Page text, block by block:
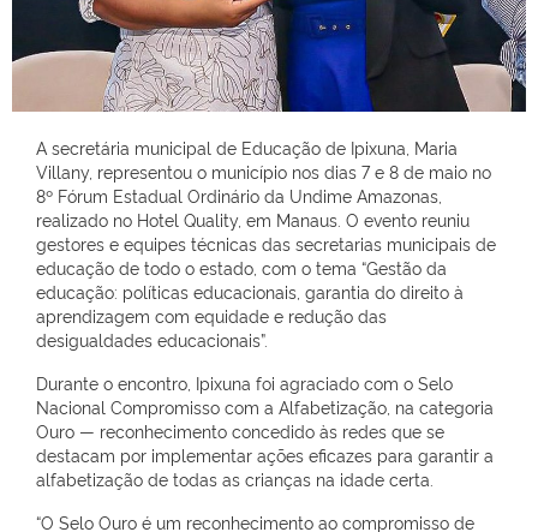
A secretária municipal de Educação de Ipixuna, Maria
Villany, representou o município nos dias 7 e 8 de maio no
8º Fórum Estadual Ordinário da Undime Amazonas,
realizado no Hotel Quality, em Manaus. O evento reuniu
gestores e equipes técnicas das secretarias municipais de
educação de todo o estado, com o tema “Gestão da
educação: políticas educacionais, garantia do direito à
aprendizagem com equidade e redução das
desigualdades educacionais”.
Durante o encontro, Ipixuna foi agraciado com o Selo
Nacional Compromisso com a Alfabetização, na categoria
Ouro — reconhecimento concedido às redes que se
destacam por implementar ações eficazes para garantir a
alfabetização de todas as crianças na idade certa.
“O Selo Ouro é um reconhecimento ao compromisso de